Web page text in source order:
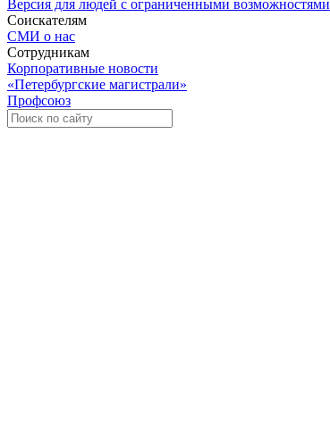
Версия для людей с ограниченными возможностями
Соискателям
СМИ о нас
Сотрудникам
Корпоративные новости
«Петербургские магистрали»
Профсоюз